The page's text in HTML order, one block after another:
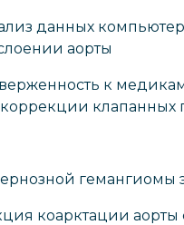
данных
аорты
к
клапанных
гемангиомы
коарктации